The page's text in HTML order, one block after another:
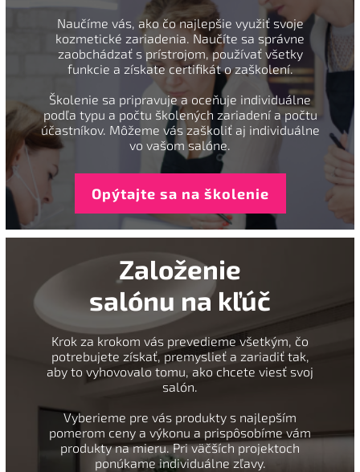
Naučíme vás, ako čo najlepšie využiť svoje
kozmetické zariadenia. Naučíte sa správne
zaobchádzať s prístrojom, používať všetky
funkcie a získate certifikát o zaškolení.
Školenie sa pripravuje a oceňuje individuálne
podľa typu a počtu školených zariadení a počtu
účastníkov. Môžeme vás zaškoliť aj individuálne
vo vašom salóne.
Opýtajte sa na školenie
Založenie
salónu na kľúč
Krok za krokom vás prevedieme všetkým, čo
potrebujete získať, premyslieť a zariadiť tak,
aby to vyhovovalo tomu, ako chcete viesť svoj
salón.
Vyberieme pre vás produkty s najlepším
pomerom ceny a výkonu a prispôsobíme vám
produkty na mieru. Pri väčších projektoch
ponúkame individuálne zľavy.